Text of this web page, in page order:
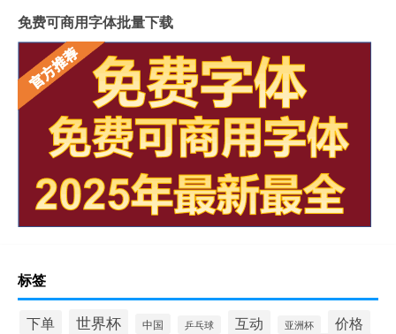
免费可商用字体批量下载
标签
下单 世界杯 中国 乒乓球 互动 亚洲杯 价格